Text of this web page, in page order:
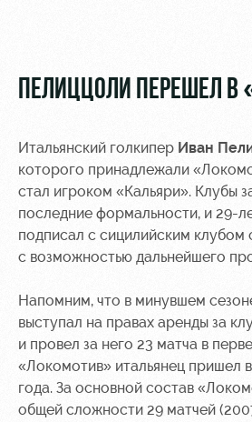
МГН
РЖД
Арена
Организация
Аренда
полей
Аренда
площадей
Локо
Старт
Локо-Лето
Академия
Как
поступить
Руководство
Информация
для
болельщиков
карта
Заставки
Парковка
ПЕЛИЦЦОЛИ ПЕРЕШЕЛ В
Итальянский голкипер Иван
которого принадлежали
стал игроком «Кальяри». Клубы
последние формальности, и 29-
подписал с сицилийским клубом
с возможностью дальнейшего
Напомним, что в минувшем
выступал на правах аренды за
и провел за него 23 матча в
«Локомотив» итальянец пришел
года. За основной состав
общей сложности 29 матчей